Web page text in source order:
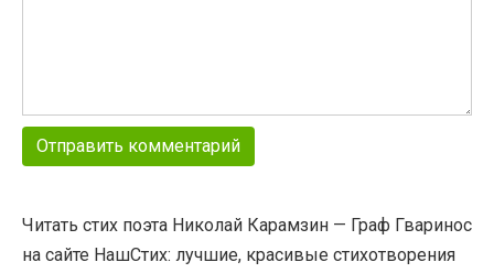
Читать стих поэта Николай Карамзин — Граф Гваринос
на сайте НашСтих: лучшие, красивые стихотворения